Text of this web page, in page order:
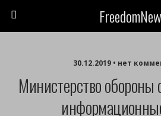
30.12.2019 • нет
Министерство обороны